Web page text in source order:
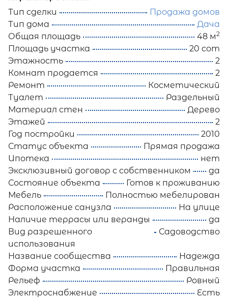
Тип сделки
Продажа домов
Тип дома
Дача
Общая площадь
48 м2
Площадь участка
20 сот
Этажность
2
Комнат продается
2
Ремонт
Косметический
Туалет
Раздельный
Материал стен
Дерево
Этажей
2
Год постройки
2010
Статус объекта
Прямая продажа
Ипотека
нет
Эксклюзивный договор с собственником
да
Состояние объекта
Готов к проживанию
Мебель
Полностью мебелирован
Расположение санузла
На улице
Наличие террасы или веранды
да
Вид разрешенного
использования
Садоводство
Название сообщества
Надежда
Форма участка
Правильная
Рельеф
Ровный
Электроснабжение
Есть